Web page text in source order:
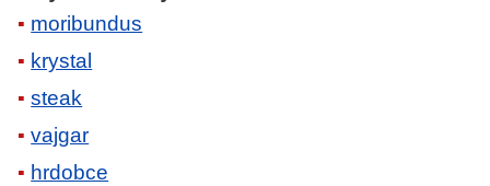
moribundus
krystal
steak
vajgar
hrdobce